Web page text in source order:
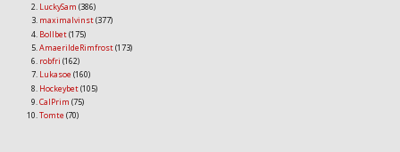
LuckySam (386)
maximalvinst(377)
Bollbet(175)
AmaerildeRimfrost(173)
robfri (162)
Lukasoe (160)
Hockeybet(105)
CalPrim (75)
Tomte (70)